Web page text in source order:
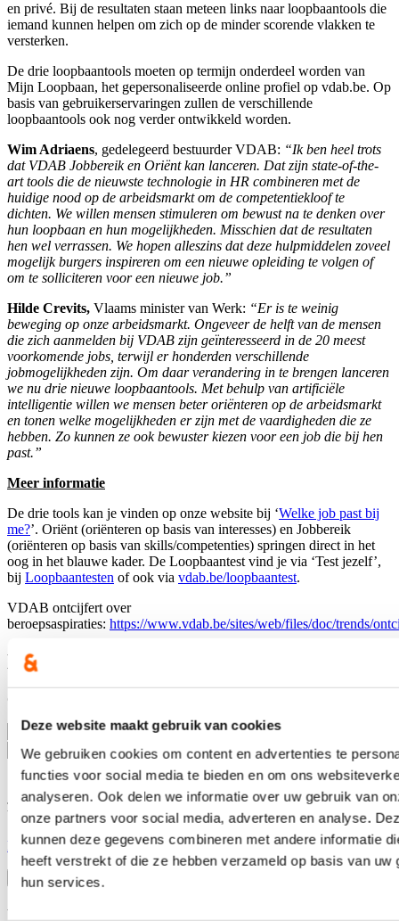
Deze website maakt gebruik van cookies
We gebruiken cookies om content en advertenties te
functies voor social media te bieden en om ons
analyseren. Ook delen we informatie over uw gebruik van
onze partners voor social media, adverteren en analyse.
kunnen deze gegevens combineren met andere informatie
heeft verstrekt of die ze hebben verzameld op basis van uw
hun services.
en privé. Bij de resultaten staan meteen links naar loopbaantools die
iemand kunnen helpen om zich op de minder scorende vlakken te
versterken.
De drie loopbaantools moeten op termijn onderdeel worden van
Mijn Loopbaan, het gepersonaliseerde online profiel op vdab.be. Op
basis van gebruikerservaringen zullen de verschillende
loopbaantools ook nog verder ontwikkeld worden.
Wim Adriaens, gedelegeerd bestuurder VDAB: “Ik ben heel trots
dat VDAB Jobbereik en Oriënt kan lanceren. Dat zijn state-of-the-
art tools die de nieuwste technologie in HR combineren met de
huidige nood op de arbeidsmarkt om de competentiekloof te
dichten. We willen mensen stimuleren om bewust na te denken over
hun loopbaan en hun mogelijkheden. Misschien dat de resultaten
hen wel verrassen. We hopen alleszins dat deze hulpmiddelen zoveel
mogelijk burgers inspireren om een nieuwe opleiding te volgen of
om te solliciteren voor een nieuwe job.”
Hilde Crevits, Vlaams minister van Werk: “Er is te weinig
beweging op onze arbeidsmarkt. Ongeveer de helft van de mensen
die zich aanmelden bij VDAB zijn geïnteresseerd in de 20 meest
voorkomende jobs, terwijl er honderden verschillende
jobmogelijkheden zijn. Om daar verandering in te brengen lanceren
we nu drie nieuwe loopbaantools. Met behulp van artificiële
intelligentie willen we mensen beter oriënteren op de arbeidsmarkt
en tonen welke mogelijkheden er zijn met de vaardigheden die ze
hebben. Zo kunnen ze ook bewuster kiezen voor een job die bij hen
past.”
Meer informatie
De drie tools kan je vinden op onze website bij ‘Welke job past bij
me?’. Oriënt (oriënteren op basis van interesses) en Jobbereik
(oriënteren op basis van skills/competenties) springen direct in het
oog in het blauwe kader. De Loopbaantest vind je via ‘Test jezelf’,
bij Loopbaantesten of ook via vdab.be/loopbaantest.
VDAB ontcijfert over
beroepsaspiraties: https://www.vdab.be/sites/web/files/doc/trends/
Blijf op de hoogte
Ontvang mijn nieuwsbrief.
E-mailadres
Postcode
Ja, ik wens de nieuwsbrief van Hilde Crevits te ontvangen op
bovenstaand mailadres*
Klikhierom de privacyvoorwaarden te raadplegen